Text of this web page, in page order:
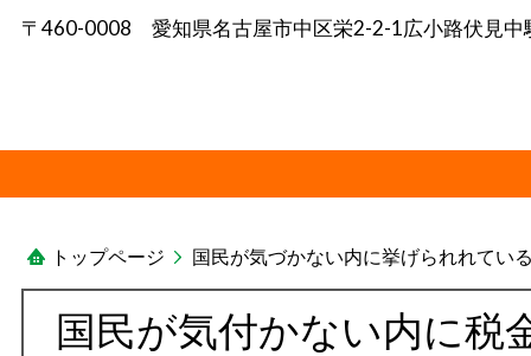
〒460-0008 愛知県名古屋市中区栄2-2-1広小路伏見中
トップページ 国民が気づかない内に挙げられれてい
国民が気付かない内に税